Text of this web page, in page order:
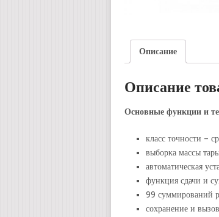
Описание
Описание
Основные функции и
класс точности –
выборка массы
автоматическая
функция сдачи и
99 суммирований
сохранение и